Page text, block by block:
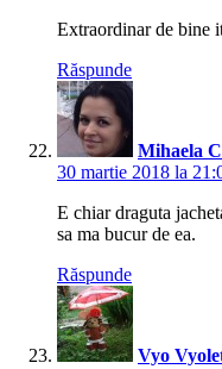
Extraordinar de bine
Răspunde
Mihaela
30 martie 2018 la
E chiar draguta
sa ma bucur de ea.
Răspunde
Vyo